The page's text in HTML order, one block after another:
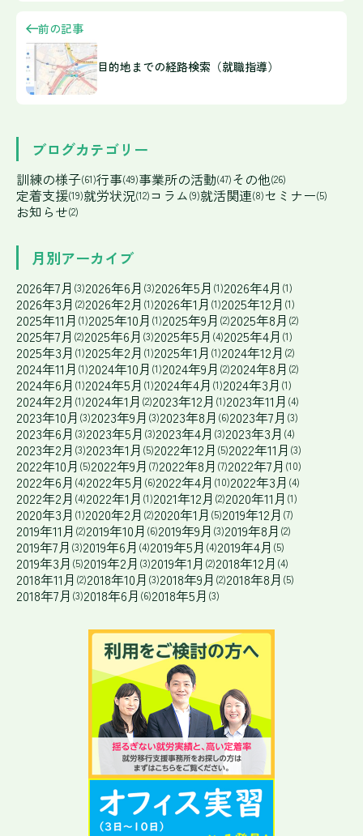
前の記事
目的地までの経路検索（就職指導）
ブログカテゴリー
訓練の様子(61)行事(49)事業所の活動(47)その他(26)
定着支援(19)就労状況(12)コラム(9)就活関連(8)セミナー(5)
お知らせ(2)
月別アーカイブ
2026年7月 (3)2026年6月 (3)2026年5月 (1)2026年4月 (1)
2026年3月 (2)2026年2月 (1)2026年1月 (1)2025年12月 (1)
2025年11月 (1)2025年10月 (1)2025年9月 (2)2025年8月 (2)
2025年7月 (2)2025年6月 (3)2025年5月 (4)2025年4月 (1)
2025年3月 (1)2025年2月 (1)2025年1月 (1)2024年12月 (2)
2024年11月 (1)2024年10月 (1)2024年9月 (2)2024年8月 (2)
2024年6月 (1)2024年5月 (1)2024年4月 (1)2024年3月 (1)
2024年2月 (1)2024年1月 (2)2023年12月 (1)2023年11月 (4)
2023年10月 (3)2023年9月 (3)2023年8月 (6)2023年7月 (3)
2023年6月 (3)2023年5月 (3)2023年4月 (3)2023年3月 (4)
2023年2月 (3)2023年1月 (5)2022年12月 (5)2022年11月 (3)
2022年10月 (5)2022年9月 (7)2022年8月 (7)2022年7月 (10)
2022年6月 (4)2022年5月 (6)2022年4月 (10)2022年3月 (4)
2022年2月 (4)2022年1月 (1)2021年12月 (2)2020年11月 (1)
2020年3月 (1)2020年2月 (2)2020年1月 (5)2019年12月 (7)
2019年11月 (2)2019年10月 (6)2019年9月 (3)2019年8月 (2)
2019年7月 (3)2019年6月 (4)2019年5月 (4)2019年4月 (5)
2019年3月 (5)2019年2月 (3)2019年1月 (2)2018年12月 (4)
2018年11月 (2)2018年10月 (3)2018年9月 (2)2018年8月 (5)
2018年7月 (3)2018年6月 (6)2018年5月 (3)